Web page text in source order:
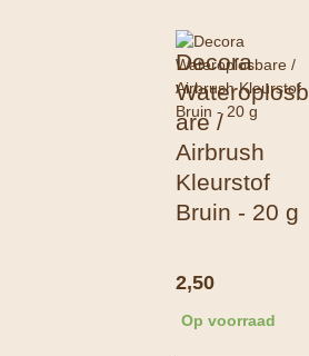
Decora
Wateroplosb
are /
Airbrush
Kleurstof
Bruin - 20 g
2,50
Op voorraad